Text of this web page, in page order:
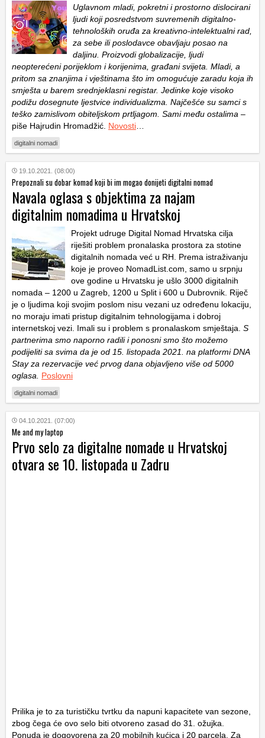
Uglavnom mladi, pokretni i prostorno dislocirani
ljudi koji posredstvom suvremenih digitalno-
tehnoloških oruđa za kreativno-intelektualni rad,
za sebe ili poslodavce obavljaju posao na
daljinu. Proizvodi globalizacije, ljudi
neopterećeni porijeklom i korijenima, građani svijeta. Mladi, a
pritom sa znanjima i vještinama što im omogućuje zaradu koja ih
smješta u barem srednjeklasni registar. Jedinke koje visoko
podižu dosegnute ljestvice individualizma. Najčešće su samci s
teško zamislivom obiteljskom prtljagom. Sami među ostalima –
piše Hajrudin Hromadžić. Novosti…
digitalni nomadi
19.10.2021. (08:00)
Prepoznali su dobar komad koji bi im mogao donijeti digitalni nomad
Navala oglasa s objektima za najam
digitalnim nomadima u Hrvatskoj
Projekt udruge Digital Nomad Hrvatska cilja
riješiti problem pronalaska prostora za stotine
digitalnih nomada već u RH. Prema istraživanju
koje je proveo NomadList.com, samo u srpnju
ove godine u Hrvatsku je ušlo 3000 digitalnih
nomada – 1200 u Zagreb, 1200 u Split i 600 u Dubrovnik. Riječ
je o ljudima koji svojim poslom nisu vezani uz određenu lokaciju,
no moraju imati pristup digitalnim tehnologijama i dobroj
internetskoj vezi. Imali su i problem s pronalaskom smještaja. S
partnerima smo naporno radili i ponosni smo što možemo
podijeliti sa svima da je od 15. listopada 2021. na platformi DNA
Stay za rezervacije već prvog dana objavljeno više od 5000
oglasa. Poslovni
digitalni nomadi
04.10.2021. (07:00)
Me and my laptop
Prvo selo za digitalne nomade u Hrvatskoj
otvara se 10. listopada u Zadru
Prilika je to za turističku tvrtku da napuni kapacitete van sezone,
zbog čega će ovo selo biti otvoreno zasad do 31. ožujka.
Ponuda je dogovorena za 20 mobilnih kućica i 20 parcela. Za